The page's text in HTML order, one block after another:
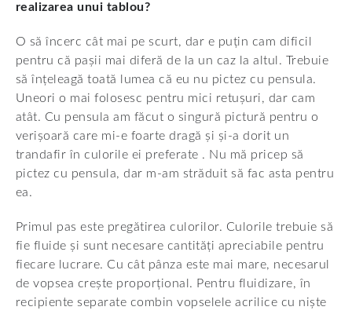
realizarea unui tablou?
O să încerc cât mai pe scurt, dar e puțin cam dificil
pentru că pașii mai diferă de la un caz la altul. Trebuie
să înțeleagă toată lumea că eu nu pictez cu pensula.
Uneori o mai folosesc pentru mici retușuri, dar cam
atât. Cu pensula am făcut o singură pictură pentru o
verișoară care mi-e foarte dragă și și-a dorit un
trandafir în culorile ei preferate . Nu mă pricep să
pictez cu pensula, dar m-am străduit să fac asta pentru
ea.
Primul pas este pregătirea culorilor. Culorile trebuie să
fie fluide și sunt necesare cantități apreciabile pentru
fiecare lucrare. Cu cât pânza este mai mare, necesarul
de vopsea crește proporțional. Pentru fluidizare, în
recipiente separate combin vopselele acrilice cu niște